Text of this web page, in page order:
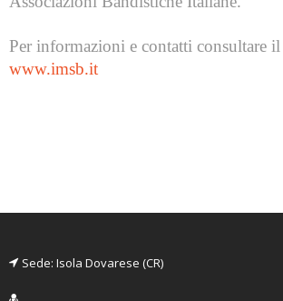
Per informazioni e contatti consultare
www.imsb.it
Sede: Isola Dovarese (CR)